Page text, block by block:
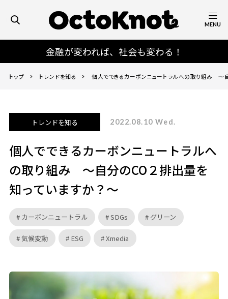
金融が変われば、社会も変わる！
MENU
トップ トレンドを知る
個人でできるカーボンニュートラルへの取り組み ～
トレンドを知る 2022.08.10 Wed.
個人でできるカーボンニュートラルへ
の取り組み ～自分のCO２排出量を
知っていますか？～
カーボンニュートラル SDGs グリーン
気候変動 ESG Xmedia